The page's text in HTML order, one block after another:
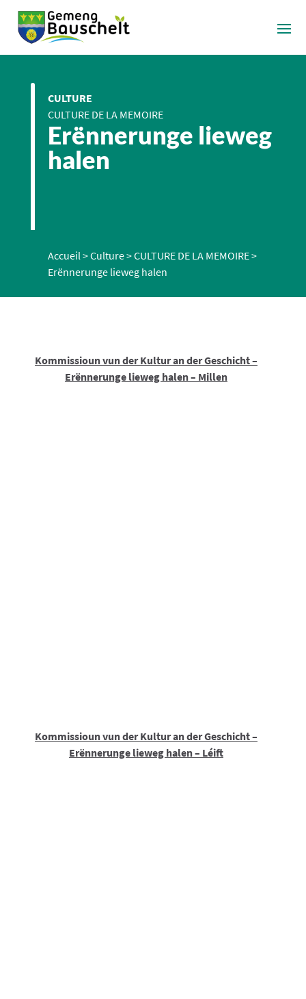
CULTURE
CULTURE DE LA MEMOIRE
Erënnerunge lieweg
halen
Accueil>Culture>CULTURE DE LA MEMOIRE>
Erënnerunge lieweg halen
Kommissioun vun der Kultur an der Geschicht –
Erënnerunge lieweg halen – Millen
Kommissioun vun der Kultur an der Geschicht –
Erënnerunge lieweg halen – Léift